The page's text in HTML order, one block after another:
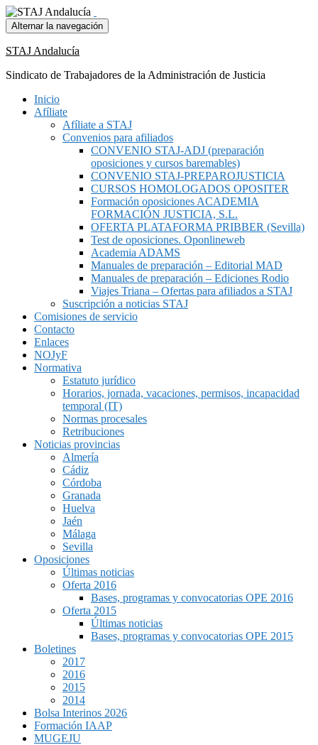
Alternar la navegación
STAJ Andalucía
Sindicato de Trabajadores de la Administración de Justicia
Inicio
Afíliate
Afíliate a STAJ
Convenios para afiliados
CONVENIO STAJ-ADJ (preparación
oposiciones y cursos baremables)
CONVENIO STAJ-PREPAROJUSTICIA
CURSOS HOMOLOGADOS OPOSITER
Formación oposiciones ACADEMIA
FORMACIÓN JUSTICIA, S.L.
OFERTA PLATAFORMA PRIBBER (Sevilla)
Test de oposiciones. Oponlineweb
Academia ADAMS
Manuales de preparación – Editorial MAD
Manuales de preparación – Ediciones Rodio
Viajes Triana – Ofertas para afiliados a STAJ
Suscripción a noticias STAJ
Comisiones de servicio
Contacto
Enlaces
NOJyF
Normativa
Estatuto jurídico
Horarios, jornada, vacaciones, permisos, incapacidad
temporal (IT)
Normas procesales
Retribuciones
Noticias provincias
Almería
Cádiz
Córdoba
Granada
Huelva
Jaén
Málaga
Sevilla
Oposiciones
Últimas noticias
Oferta 2016
Bases, programas y convocatorias OPE 2016
Oferta 2015
Últimas noticias
Bases, programas y convocatorias OPE 2015
Boletines
2017
2016
2015
2014
Bolsa Interinos 2026
Formación IAAP
MUGEJU